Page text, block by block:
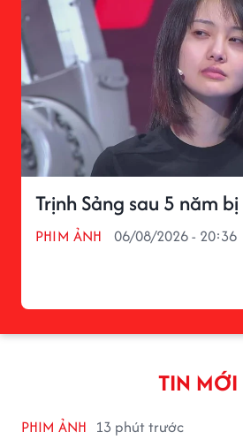
Trịnh Sảng sau 5 năm
PHIM ẢNH 06/08/2026 - 20:36
TIN MỚI
PHIM ẢNH 13 phút trước